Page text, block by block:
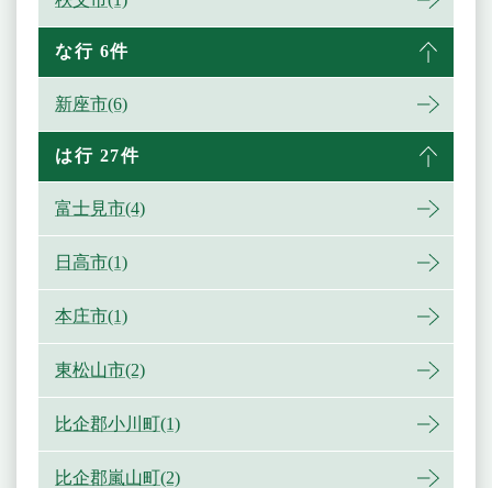
な行 6件
新座市(6)
は行 27件
富士見市(4)
日高市(1)
本庄市(1)
東松山市(2)
比企郡小川町(1)
比企郡嵐山町(2)